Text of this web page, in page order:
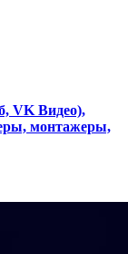
VK Видео),
монтажеры,